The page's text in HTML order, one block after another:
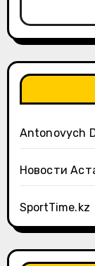
Antonovych
Новости
SportTime.kz